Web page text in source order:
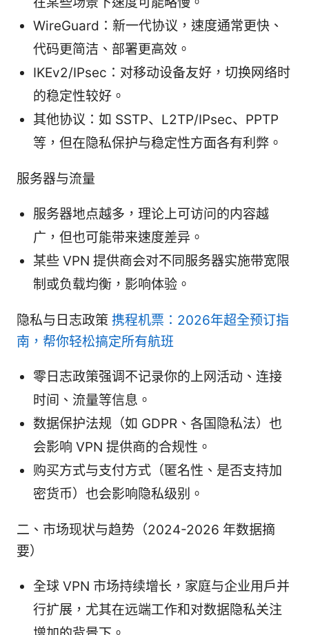
WireGuard：新一代协议，速度通常更快、
代码更简洁、部署更高效。
IKEv2/IPsec：对移动设备友好，切换网络时
的稳定性较好。
其他协议：如 SSTP、L2TP/IPsec、PPTP
等，但在隐私保护与稳定性方面各有利弊。
服务器与流量
服务器地点越多，理论上可访问的内容越
广，但也可能带来速度差异。
某些 VPN 提供商会对不同服务器实施带宽限
制或负载均衡，影响体验。
隐私与日志政策 携程机票：2026年超全预订指
南，帮你轻松搞定所有航班
零日志政策强调不记录你的上网活动、连接
时间、流量等信息。
数据保护法规（如 GDPR、各国隐私法）也
会影响 VPN 提供商的合规性。
购买方式与支付方式（匿名性、是否支持加
密货币）也会影响隐私级别。
二、市场现状与趋势（2024-2026 年数据摘
要）
全球 VPN 市场持续增长，家庭与企业用户并
行扩展，尤其在远端工作和对数据隐私关注